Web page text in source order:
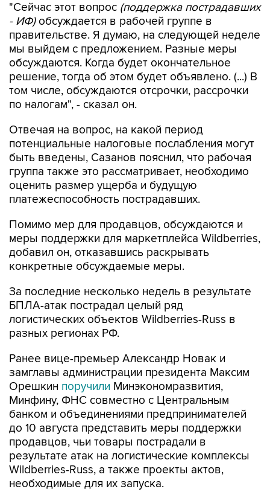
"Сейчас этот вопрос (поддержка пострадавших
- ИФ)обсуждается в рабочей группе в
правительстве. Я думаю, на следующей неделе
мы выйдем с предложением. Разные меры
обсуждаются. Когда будет окончательное
решение, тогда об этом будет объявлено. (...) В
том числе, обсуждаются отсрочки, рассрочки
по налогам", - сказал он.
Отвечая на вопрос, на какой период
потенциальные налоговые послабления могут
быть введены, Сазанов пояснил, что рабочая
группа также это рассматривает, необходимо
оценить размер ущерба и будущую
платежеспособность пострадавших.
Помимо мер для продавцов, обсуждаются и
меры поддержки для маркетплейса Wildberries,
добавил он, отказавшись раскрывать
конкретные обсуждаемые меры.
За последние несколько недель в результате
БПЛА-атак пострадал целый ряд
логистических объектов Wildberries-Russ в
разных регионах РФ.
Ранее вице-премьер Александр Новак и
замглавы администрации президента Максим
Орешкин поручили Минэкономразвития,
Минфину, ФНС совместно с Центральным
банком и объединениями предпринимателей
до 10 августа представить меры поддержки
продавцов, чьи товары пострадали в
результате атак на логистические комплексы
Wildberries-Russ, а также проекты актов,
необходимые для их запуска.